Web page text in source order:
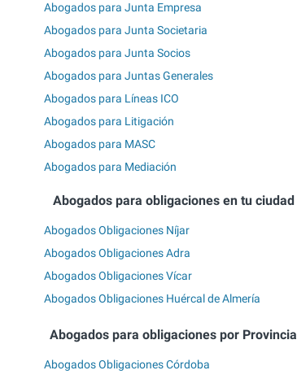
Abogados para Junta Empresa
Abogados para Junta Societaria
Abogados para Junta Socios
Abogados para Juntas Generales
Abogados para Líneas ICO
Abogados para Litigación
Abogados para MASC
Abogados para Mediación
Abogados para obligaciones en tu ciudad
Abogados Obligaciones Níjar
Abogados Obligaciones Adra
Abogados Obligaciones Vícar
Abogados Obligaciones Huércal de Almería
Abogados para obligaciones por Provincia
Abogados Obligaciones Córdoba